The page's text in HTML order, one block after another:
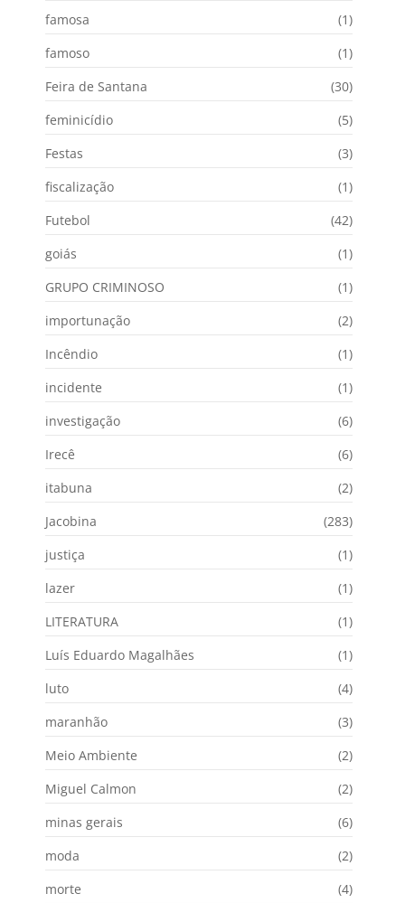
famosa
(1)
famoso
(1)
Feira de Santana
(30)
feminicídio
(5)
Festas
(3)
fiscalização
(1)
Futebol
(42)
goiás
(1)
GRUPO CRIMINOSO
(1)
importunação
(2)
Incêndio
(1)
incidente
(1)
investigação
(6)
Irecê
(6)
itabuna
(2)
Jacobina
(283)
justiça
(1)
lazer
(1)
LITERATURA
(1)
Luís Eduardo Magalhães
(1)
luto
(4)
maranhão
(3)
Meio Ambiente
(2)
Miguel Calmon
(2)
minas gerais
(6)
moda
(2)
morte
(4)